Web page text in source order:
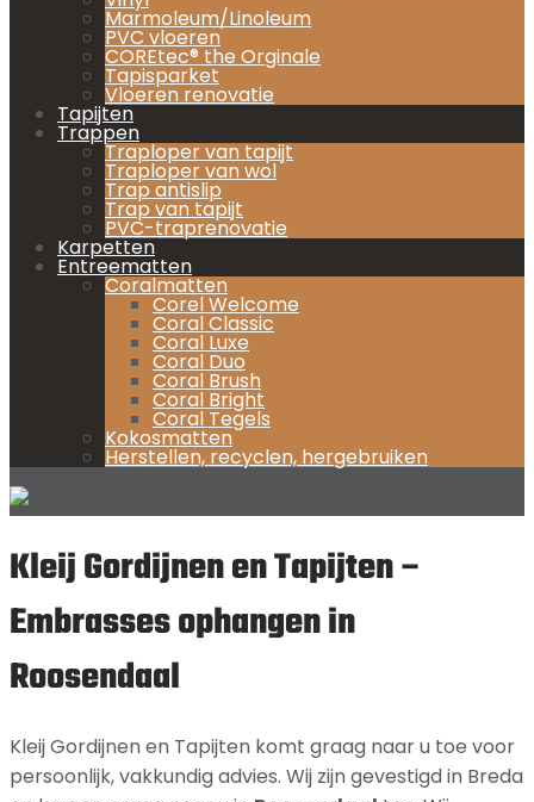
Marmoleum/Linoleum
PVC vloeren
COREtec® the Orginale
Tapisparket
Vloeren renovatie
Tapijten
Trappen
Traploper van tapijt
Traploper van wol
Trap antislip
Trap van tapijt
PVC-traprenovatie
Karpetten
Entreematten
Coralmatten
Corel Welcome
Coral Classic
Coral Luxe
Coral Duo
Coral Brush
Coral Bright
Coral Tegels
Kokosmatten
Herstellen, recyclen, hergebruiken
Kleij Gordijnen en Tapijten –
Embrasses ophangen in
Roosendaal
Kleij Gordijnen en Tapijten komt graag naar u toe voor
persoonlijk, vakkundig advies. Wij zijn gevestigd in Breda